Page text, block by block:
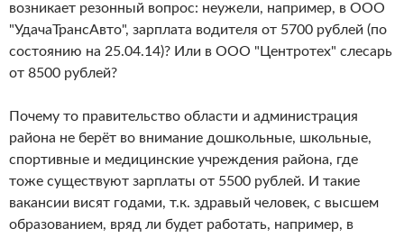
возникает резонный вопрос: неужели, например, в ООО
"УдачаТрансАвто", зарплата водителя от 5700 рублей (по
состоянию на 25.04.14)? Или в ООО "Центротех" слесарь
от 8500 рублей?
Почему то правительство области и администрация
района не берёт во внимание дошкольные, школьные,
спортивные и медицинские учреждения района, где
тоже существуют зарплаты от 5500 рублей. И такие
вакансии висят годами, т.к. здравый человек, с высшем
образованием, вряд ли будет работать, например, в